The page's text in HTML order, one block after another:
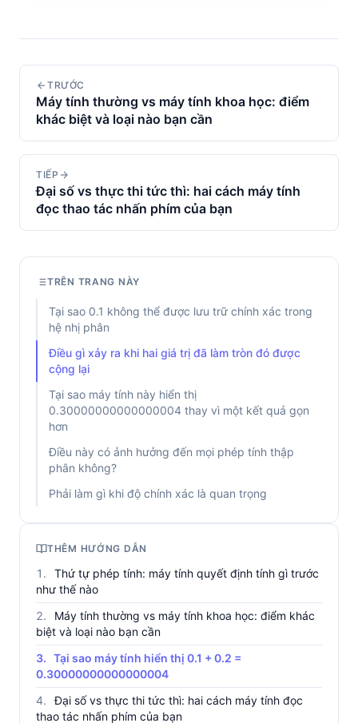
TRƯỚC
Máy tính thường vs máy tính khoa học: điểm
khác biệt và loại nào bạn cần
TIẾP
Đại số vs thực thi tức thì: hai cách máy tính
đọc thao tác nhấn phím của bạn
TRÊN TRANG NÀY
Tại sao 0.1 không thể được lưu trữ chính xác trong
hệ nhị phân
Điều gì xảy ra khi hai giá trị đã làm tròn đó được
cộng lại
Tại sao máy tính này hiển thị
0.30000000000000004 thay vì một kết quả gọn
hơn
Điều này có ảnh hưởng đến mọi phép tính thập
phân không?
Phải làm gì khi độ chính xác là quan trọng
THÊM HƯỚNG DẪN
Thứ tự phép tính: máy tính quyết định tính gì trước
như thế nào
Máy tính thường vs máy tính khoa học: điểm khác
biệt và loại nào bạn cần
Tại sao máy tính hiển thị 0.1 + 0.2 =
0.30000000000000004
Đại số vs thực thi tức thì: hai cách máy tính đọc
thao tác nhấn phím của bạn